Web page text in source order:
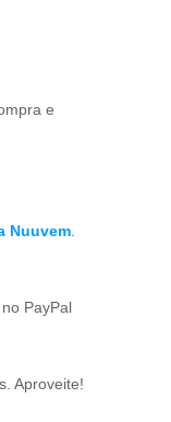
e
Nuuvem
no PayPal
Aproveite!